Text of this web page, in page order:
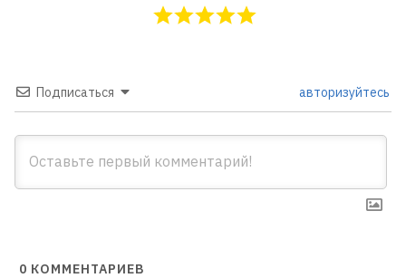
Подписаться авторизуйтесь
0 КОММЕНТАРИЕВ